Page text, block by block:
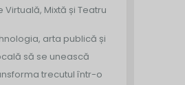
Virtuală, Mixtă și Teatru
arta publică și
să se unească
trecutul într-o